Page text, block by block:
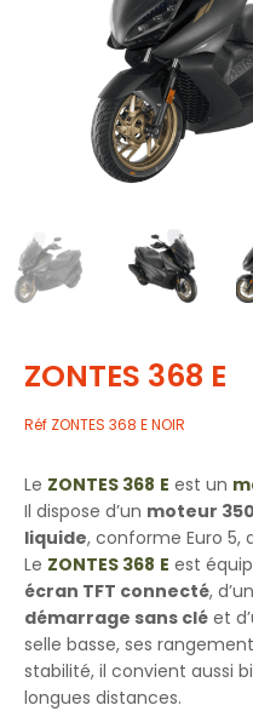
ZONTES 368 E
Réf ZONTES 368 E NOIR
Le ZONTES 368 E est un
Il dispose d’un moteur
liquide, conforme Euro 5,
Le ZONTES 368 E est
écran TFT connecté, d’un
démarrage sans clé et
selle basse, ses
stabilité, il convient aussi
longues distances.